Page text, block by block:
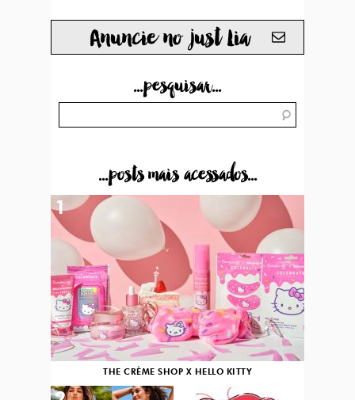
Anuncie no just Lia
...pesquisar...
...posts mais acessados...
THE CRÈME SHOP X HELLO KITTY
1